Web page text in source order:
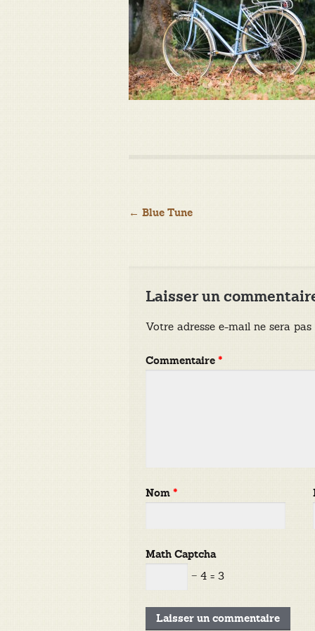
Navigation
← Blue Tune
Laisser un
Votre adresse e-mail ne sera pas
Commentaire*
Nom*
Math Captcha
− 4 = 3